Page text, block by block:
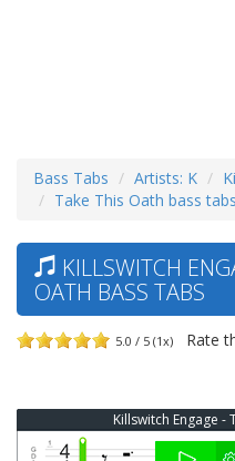
Bass Tabs Artists: K
Take This Oath bass tabs
KILLSWITCH
OATH BASS TABS
5.0 / 5 (1x) Rate
Killswitch Engage -